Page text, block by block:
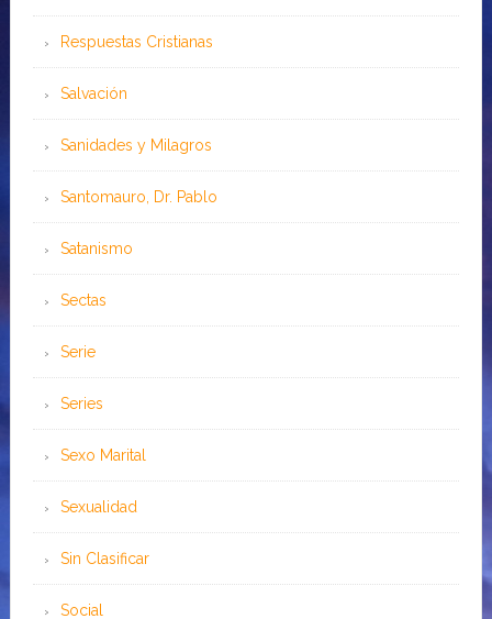
Respuestas Cristianas
Salvación
Sanidades y Milagros
Santomauro, Dr. Pablo
Satanismo
Sectas
Serie
Series
Sexo Marital
Sexualidad
Sin Clasificar
Social